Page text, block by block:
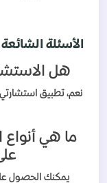
الأسئلة
هل
نعم، تطبيق
ما هي أنواع
يمكنك الحصول